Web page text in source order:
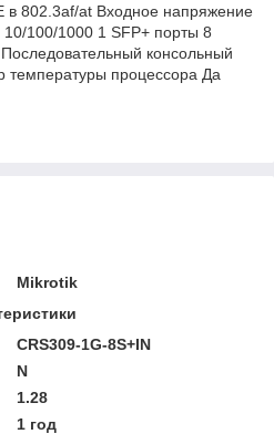
в 802.3af/at Входное напряжение
100/1000 1 SFP+ порты 8
консольный
температуры процессора Да
Mikrotik
CRS309-1G-8S+IN
N
1.28
1 год